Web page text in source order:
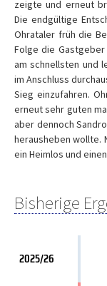
zeigte und erneut
Die endgültige
Ohrataler früh die
Folge die Gastgeber
am schnellsten und
im Anschluss
Sieg einzufahren.
erneut sehr guten
aber dennoch
herausheben wollte.
ein Heimlos und
Bisherige
2025/26